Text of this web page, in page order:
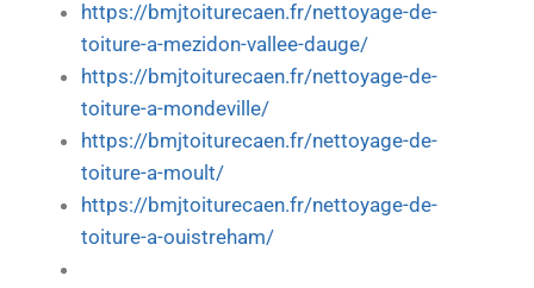
https://bmjtoiturecaen.fr/nettoyage-de-
toiture-a-mezidon-vallee-dauge/
https://bmjtoiturecaen.fr/nettoyage-de-
toiture-a-mondeville/
https://bmjtoiturecaen.fr/nettoyage-de-
toiture-a-moult/
https://bmjtoiturecaen.fr/nettoyage-de-
toiture-a-ouistreham/